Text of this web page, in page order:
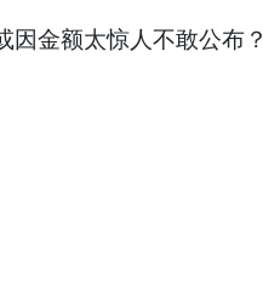
金额太惊人不敢公布？